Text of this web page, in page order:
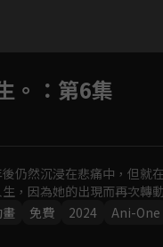
見諒
。 ：第6集
仍然沉浸在悲痛中，但就
，因為她的出現而再次轉
免費 2024 Ani-One